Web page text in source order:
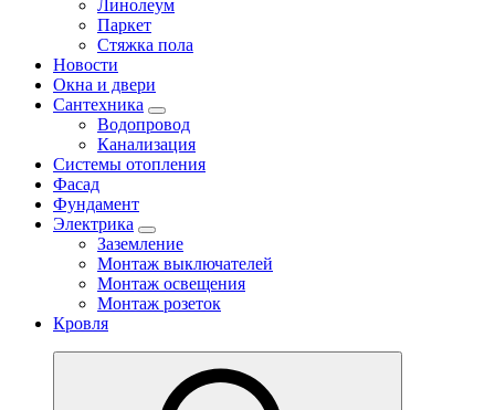
Линолеум
Паркет
Стяжка пола
Новости
Окна и двери
Сантехника
Водопровод
Канализация
Системы отопления
Фасад
Фундамент
Электрика
Заземление
Монтаж выключателей
Монтаж освещения
Монтаж розеток
Кровля